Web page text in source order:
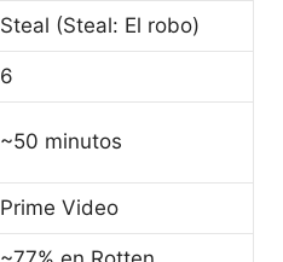
Steal (Steal: El robo)
6
~50 minutos
Prime Video